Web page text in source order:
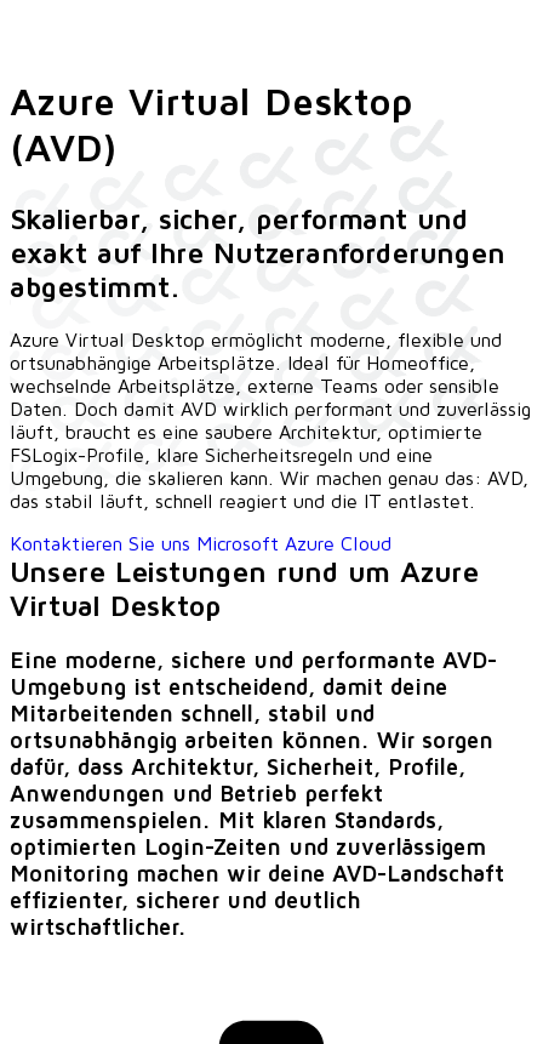
Azure Virtual Desktop
(AVD)
Skalierbar, sicher, performant und
exakt auf Ihre Nutzeranforderungen
abgestimmt.
Azure Virtual Desktop ermöglicht moderne, flexible und
ortsunabhängige Arbeitsplätze. Ideal für Homeoffice,
wechselnde Arbeitsplätze, externe Teams oder sensible
Daten. Doch damit AVD wirklich performant und zuverlässig
läuft, braucht es eine saubere Architektur, optimierte
FSLogix-Profile, klare Sicherheitsregeln und eine
Umgebung, die skalieren kann. Wir machen genau das: AVD,
das stabil läuft, schnell reagiert und die IT entlastet.
Kontaktieren Sie uns Microsoft Azure Cloud
Unsere Leistungen rund um Azure
Virtual Desktop
Eine moderne, sichere und performante AVD-
Umgebung ist entscheidend, damit deine
Mitarbeitenden schnell, stabil und
ortsunabhängig arbeiten können. Wir sorgen
dafür, dass Architektur, Sicherheit, Profile,
Anwendungen und Betrieb perfekt
zusammenspielen. Mit klaren Standards,
optimierten Login-Zeiten und zuverlässigem
Monitoring machen wir deine AVD-Landschaft
effizienter, sicherer und deutlich
wirtschaftlicher.